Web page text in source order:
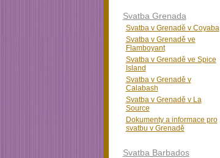
Svatba Grenada
Svatba v Grenadě v Coyaba
Svatba v Grenadě ve
Flamboyant
Svatba v Grenadě ve Spice
Island
Svatba v Grenadě v
Calabash
Svatba v Grenadě v La
Source
Dokumenty a informace pro
svatbu v Grenadě
Svatba Barbados